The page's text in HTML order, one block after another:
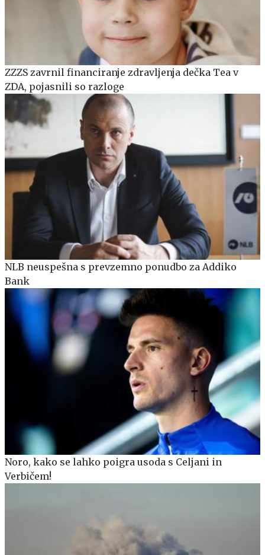
ZZZS zavrnil financiranje zdravljenja dečka Tea v
ZDA, pojasnili so razloge
NLB neuspešna s prevzemno ponudbo za Addiko
Bank
Noro, kako se lahko poigra usoda s Celjani in
Verbičem!